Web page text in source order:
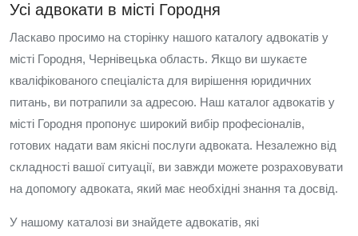
Усі адвокати в місті Городня
Ласкаво просимо на сторінку нашого каталогу адвокатів у
місті Городня, Чернівецька область. Якщо ви шукаєте
кваліфікованого спеціаліста для вирішення юридичних
питань, ви потрапили за адресою. Наш каталог адвокатів у
місті Городня пропонує широкий вибір професіоналів,
готових надати вам якісні послуги адвоката. Незалежно від
складності вашої ситуації, ви завжди можете розраховувати
на допомогу адвоката, який має необхідні знання та досвід.
У нашому каталозі ви знайдете адвокатів, які